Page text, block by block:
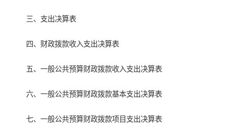
三、支出决算表
四、财政拨款收入支出决算表
五、一般公共预算财政拨款收入支出决算表
六、一般公共预算财政拨款基本支出决算表
七、一般公共预算财政拨款项目支出决算表